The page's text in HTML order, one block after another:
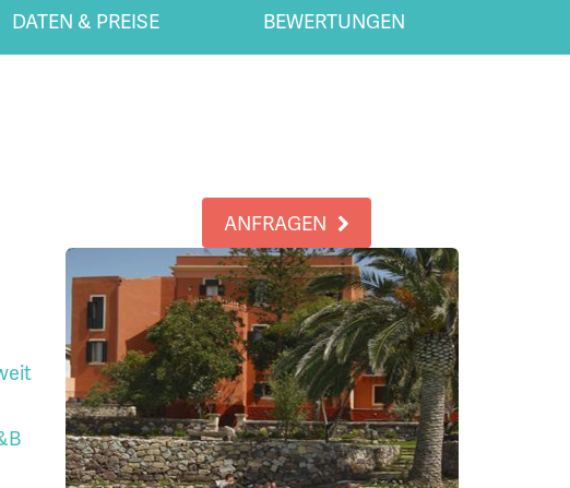
DATEN & PREISE BEWERTUNGEN
ANFRAGEN